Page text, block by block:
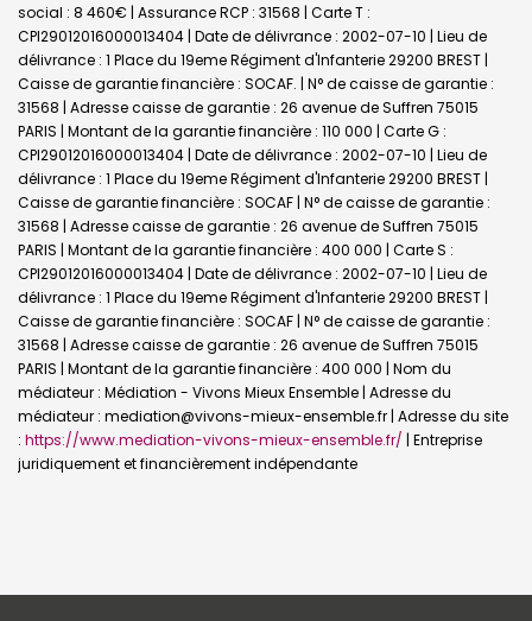
social : 8 460€ | Assurance RCP : 31568 | Carte T :
CPI29012016000013404 | Date de délivrance : 2002-07-10 | Lieu de
délivrance : 1 Place du 19eme Régiment d'Infanterie 29200 BREST |
Caisse de garantie financière : SOCAF. | N° de caisse de garantie :
31568 | Adresse caisse de garantie : 26 avenue de Suffren 75015
PARIS | Montant de la garantie financière : 110 000 | Carte G :
CPI29012016000013404 | Date de délivrance : 2002-07-10 | Lieu de
délivrance : 1 Place du 19eme Régiment d'Infanterie 29200 BREST |
Caisse de garantie financière : SOCAF | N° de caisse de garantie :
31568 | Adresse caisse de garantie : 26 avenue de Suffren 75015
PARIS | Montant de la garantie financière : 400 000 | Carte S :
CPI29012016000013404 | Date de délivrance : 2002-07-10 | Lieu de
délivrance : 1 Place du 19eme Régiment d'Infanterie 29200 BREST |
Caisse de garantie financière : SOCAF | N° de caisse de garantie :
31568 | Adresse caisse de garantie : 26 avenue de Suffren 75015
PARIS | Montant de la garantie financière : 400 000 | Nom du
médiateur : Médiation - Vivons Mieux Ensemble | Adresse du
médiateur : mediation@vivons-mieux-ensemble.fr | Adresse du site
: https://www.mediation-vivons-mieux-ensemble.fr/ | Entreprise
juridiquement et financièrement indépendante